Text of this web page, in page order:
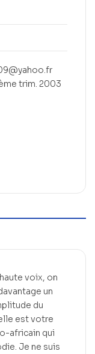
trim. 2003
voix, on
un
du
est votre
africain qui
Je ne suis